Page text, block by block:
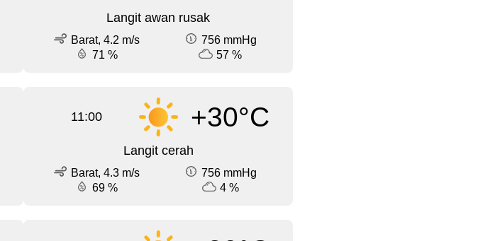
Langit awan rusak
Barat, 4.2 m/s
756 mmHg
71 %
57 %
11:00 +30°C
Langit cerah
Barat, 4.3 m/s
756 mmHg
69 %
4 %